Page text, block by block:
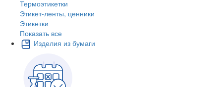
Термоэтикетки
Этикет-ленты, ценники
Этикетки
Показать все
Изделия из бумаги